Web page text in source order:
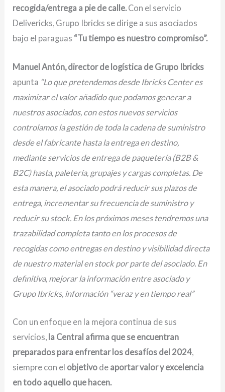
recogida/entrega a pie de calle.Con el servicio
Delivericks, Grupo Ibricks se dirige a sus asociados
bajo el paraguas “Tu tiempo es nuestro compromiso”.
Manuel Antón, director de logística de Grupo Ibricks
apunta “Lo que pretendemos desde Ibricks Center es
maximizar el valor añadido que podamos generar a
nuestros asociados, con estos nuevos servicios
controlamos la gestión de toda la cadena de suministro
desde el fabricante hasta la entrega en destino,
mediante servicios de entrega de paquetería (B2B &
B2C) hasta, paletería, grupajes y cargas completas. De
esta manera, el asociado podrá reducir sus plazos de
entrega, incrementar su frecuencia de suministro y
reducir su stock. En los próximos meses tendremos una
trazabilidad completa tanto en los procesos de
recogidas como entregas en destino y visibilidad directa
de nuestro material en stock por parte del asociado. En
definitiva, mejorar la información entre asociado y
Grupo Ibricks, información “veraz y en tiempo real”
Con un enfoque en la mejora continua de sus
servicios, la Central afirma que se encuentran
preparados para enfrentar los desafíos del 2024,
siempre con el objetivo de aportar valor y excelencia
en todo aquello que hacen.